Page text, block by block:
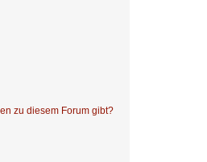
zu diesem Forum gibt?